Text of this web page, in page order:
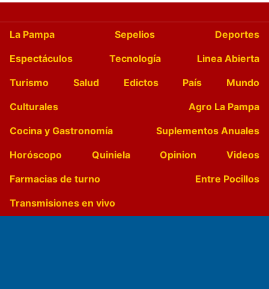
La Pampa Sepelios
Deportes
Espectáculos
Tecnología
Linea Abierta
Turismo
Salud Edictos País
Mundo
Culturales
Agro La Pampa
Cocina y Gastronomía
Suplementos Anuales
Horóscopo
Quiniela Opinion
Videos
Farmacias de turno
Entre Pocillos
Transmisiones en vivo